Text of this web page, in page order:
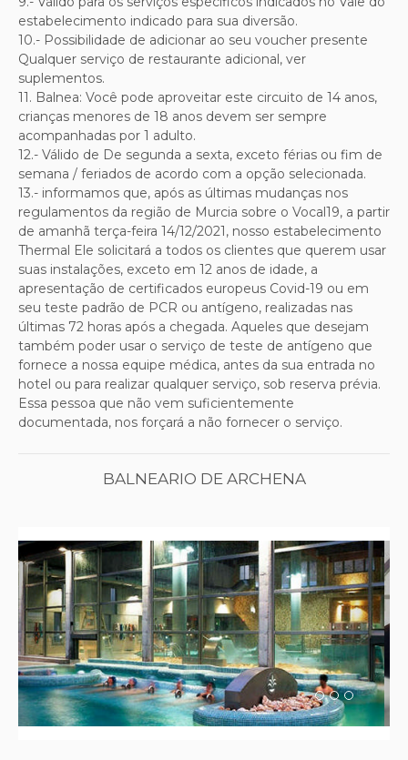
estabelecimento indicado para sua diversão.
10.- Possibilidade de adicionar ao seu voucher presente
Qualquer serviço de restaurante adicional, ver
suplementos.
11. Balnea: Você pode aproveitar este circuito de 14 anos,
crianças menores de 18 anos devem ser sempre
acompanhadas por 1 adulto.
12.- Válido de De segunda a sexta, exceto férias ou fim de
semana / feriados de acordo com a opção selecionada.
13.- informamos que, após as últimas mudanças nos
regulamentos da região de Murcia sobre o Vocal19, a partir
de amanhã terça-feira 14/12/2021, nosso estabelecimento
Thermal Ele solicitará a todos os clientes que querem usar
suas instalações, exceto em 12 anos de idade, a
apresentação de certificados europeus Covid-19 ou em
seu teste padrão de PCR ou antígeno, realizadas nas
últimas 72 horas após a chegada. Aqueles que desejam
também poder usar o serviço de teste de antígeno que
fornece a nossa equipe médica, antes da sua entrada no
hotel ou para realizar qualquer serviço, sob reserva prévia.
Essa pessoa que não vem suficientemente
documentada, nos forçará a não fornecer o serviço.
BALNEARIO DE ARCHENA
Previous Next